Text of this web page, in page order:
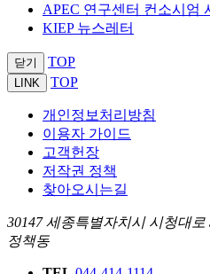
APEC 연구센터 컨소시엄
KIEP 뉴스레터
닫기 TOP
LINK TOP
개인정보처리방침
이용자 가이드
고객헌장
저작권 정책
찾아오시는길
30147 세종특별자치시 시청대
정책동